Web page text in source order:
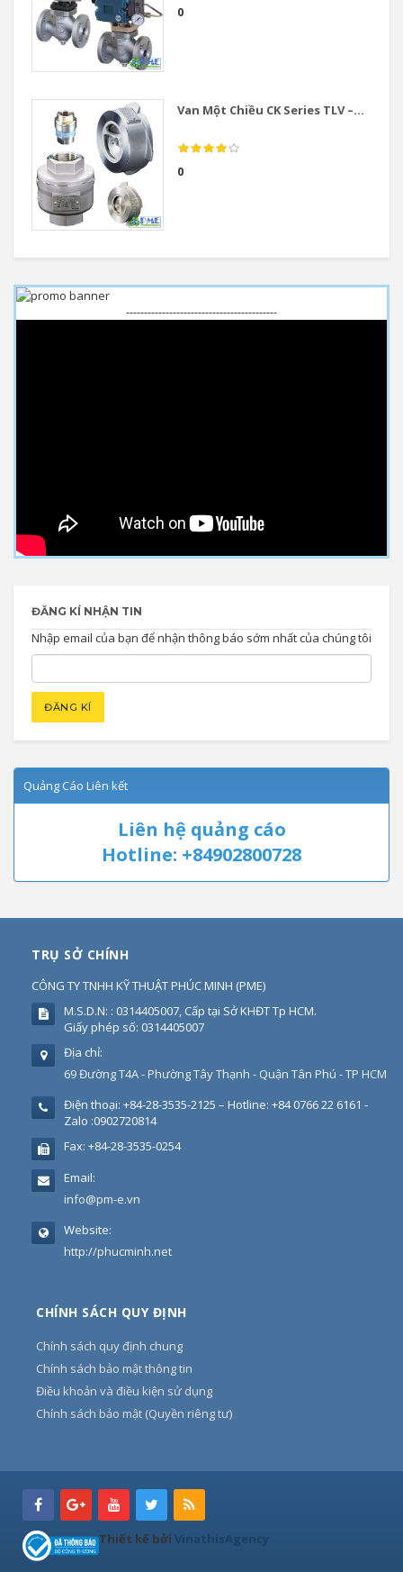
0
Van Một Chiều CK Series TLV –...
0
------------------------------------------
ĐĂNG KÍ NHẬN TIN
Nhập email của bạn để nhận thông báo sớm nhất của chúng tôi
Quảng Cáo Liên kết
Liên hệ quảng cáo
Hotline: +84902800728
TRỤ SỞ CHÍNH
CÔNG TY TNHH KỸ THUẬT PHÚC MINH (PME)
M.S.D.N: : 0314405007, Cấp tại Sở KHĐT Tp HCM.
Giấy phép số: 0314405007
Địa chỉ:
69 Đường T4A - Phường Tây Thạnh - Quận Tân Phú - TP HCM
Điện thoại: +84-28-3535-2125 – Hotline: +84 0766 22 6161 -
Zalo :0902720814
Fax: +84-28-3535-0254
Email:
info@pm-e.vn
Website:
http://phucminh.net
CHÍNH SÁCH QUY ĐỊNH
Chính sách quy định chung
Chính sách bảo mật thông tin
Điều khoản và điều kiện sử dụng
Chính sách bảo mật (Quyền riêng tư)
Thiết kế bởi VinathisAgency